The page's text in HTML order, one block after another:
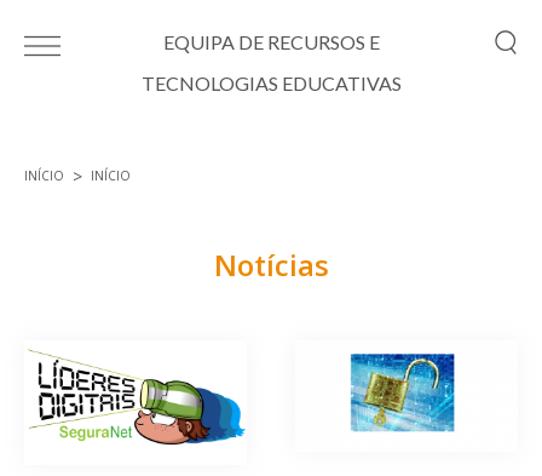
EQUIPA DE RECURSOS E
TECNOLOGIAS EDUCATIVAS
INÍCIO INÍCIO
Notícias
Páginas